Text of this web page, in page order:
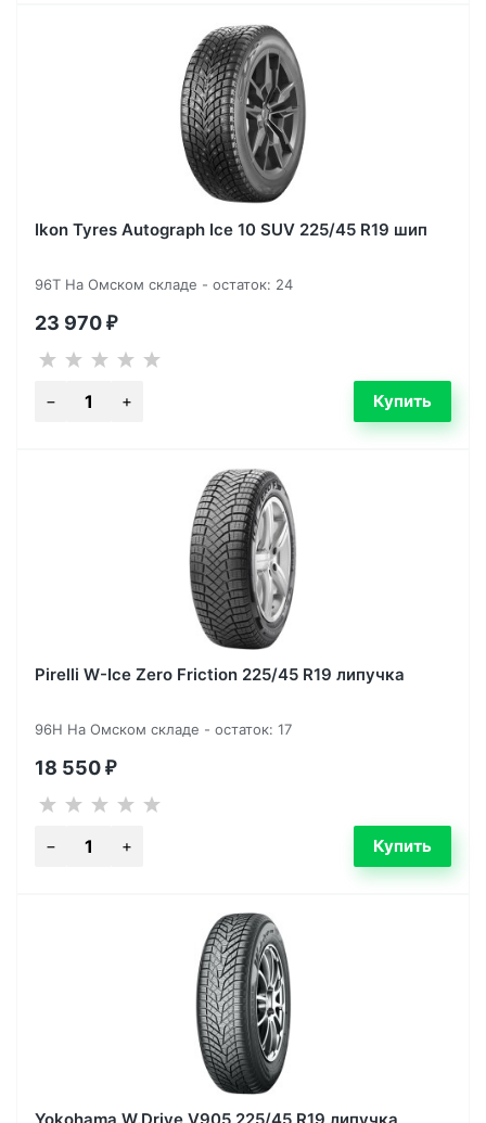
Ikon Tyres Autograph Ice 10 SUV 225/45 R19 шип
96T На Омском складе - остаток: 24
23 970 ₽
Pirelli W-Ice Zero Friction 225/45 R19 липучка
96H На Омском складе - остаток: 17
18 550 ₽